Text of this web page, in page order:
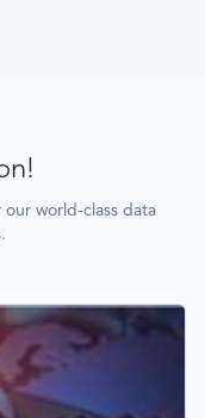
world-class data